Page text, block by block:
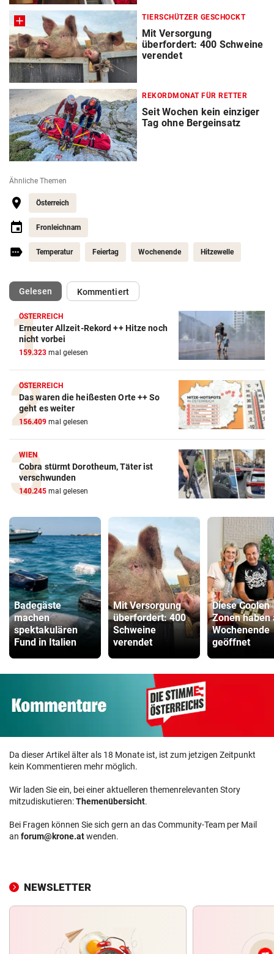
TIERSCHÜTZER GESCHOCKT
Mit Versorgung
überfordert: 400 Schweine
verendet
REKORDMONAT FÜR RETTER
Seit Wochen kein einziger
Tag ohne Bergeinsatz
Ähnliche Themen
Österreich
Fronleichnam
Temperatur Feiertag Wochenende Hitzewelle
Gelesen(ausgewählt)Kommentiert
ÖSTERREICH
Erneuter Allzeit-Rekord ++ Hitze noch
nicht vorbei
159.323 mal gelesen
ÖSTERREICH
Das waren die heißesten Orte ++ So
geht es weiter
156.409 mal gelesen
WIEN
Cobra stürmt Dorotheum, Täter ist
verschwunden
140.245 mal gelesen
Badegäste
machen
spektakulären
Fund in Italien
Mit Versorgung
überfordert: 400
Schweine
verendet
Diese Coolen
Zonen haben
Wochenende
geöffnet
Da dieser Artikel älter als 18 Monate ist, ist zum jetzigen Zeitpunkt
kein Kommentieren mehr möglich.
Wir laden Sie ein, bei einer aktuelleren themenrelevanten Story
mitzudiskutieren:Themenübersicht.
Bei Fragen können Sie sich gern an das Community-Team per Mail
an forum@krone.atwenden.
NEWSLETTER